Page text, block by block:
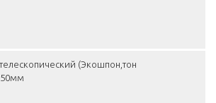
(Экошпон,тон